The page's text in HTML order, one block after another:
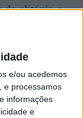
e/ou acedemos
e processamos
informações
e
do clitóris, a
é nada
do aparelho